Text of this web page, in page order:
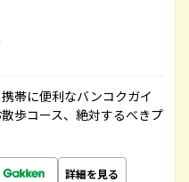
帯に便利なバンコクガイ
歩コース、絶対するべきプ
詳細を見る